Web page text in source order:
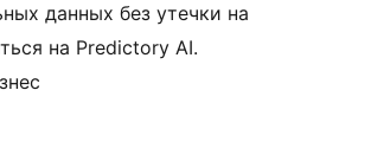
данных без утечки на
на Predictory AI.